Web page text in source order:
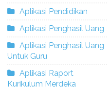
Aplikasi Pendidikan
Aplikasi Penghasil Uang
Aplikasi Penghasil Uang
Untuk Guru
Aplikasi Raport
Kurikulum Merdeka